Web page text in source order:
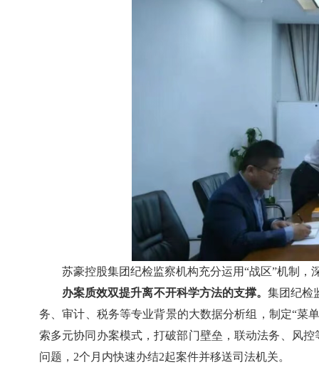
苏豪控股集团纪检监察机构充分运用“战区”机制
办案质效双提升离不开科学方法的支撑。集团纪检
务、审计、税务等专业背景的大数据分析组，制定“菜
索多元协同办案模式，打破部门壁垒，联动法务、风
问题，2个月内快速办结2起案件并移送司法机关。